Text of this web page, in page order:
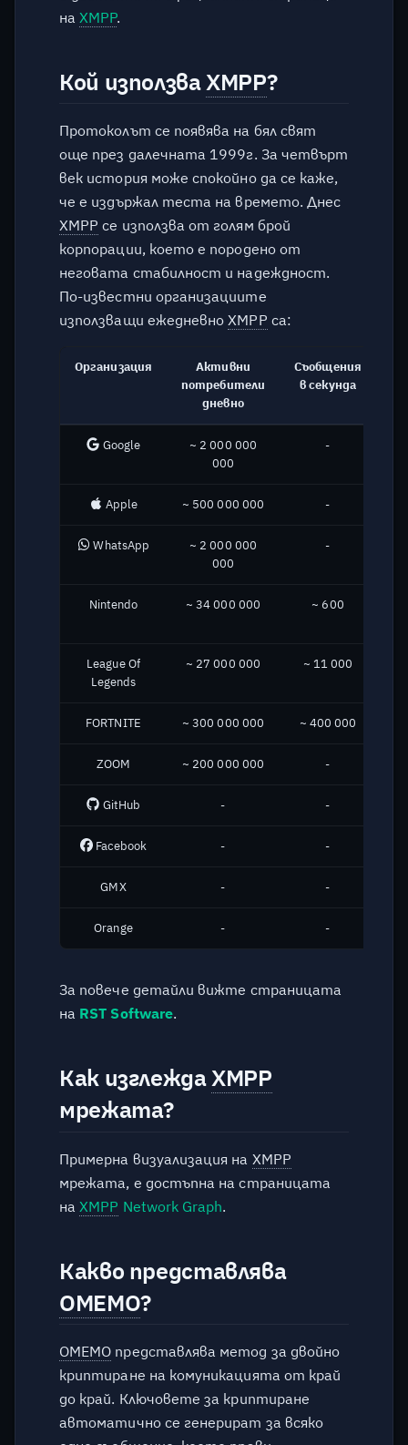
Мога ли да помогна със
заплащането на повече
Има ли привилегии за
Ще бъде ли вписано името
ми на страницата, ако
съм спонсор?
Мога ли да даря анонимно?
Защо въобще предлагате
такава услуга?
Защо е безплатна
Колко е сигурна услугата?
В крак ли сте с
В четим вид ли се
съхраняват паролите?
Защо се казва Chatrix.One?
Колко хора се занимават с
спрете проекта какво би
потребителите?
Колко ток харчи?
Предлагате ли други
безплатни услуги?
Планирате ли наличието
на безплатен Matrix
сървър с публичен достъп?
на безплатна електронна
на безплатен облак за
съхранение на файлове с
публичен достъп?
наXMPP.
Кой използваXMPP?
Протоколът се появява на бял свят
още през далечната 1999г. За четвърт
век история може спокойно да се каже,
че е издържал теста на времето. Днес
XMPP се използва от голям брой
корпорации, което е породено от
неговата стабилност и надеждност.
По-известни организациите
използващи ежедневноXMPP са:
Организация
Активни
потребители
дневно
Съобщения
в секунда
Google
~ 2 000 000
000
-
Apple ~ 500 000 000 -
WhatsApp
~ 2 000 000
000
-
Nintendo ~ 34 000 000 ~ 600
League Of
Legends
~ 27 000 000 ~ 11 000
FORTNITE ~ 300 000 000 ~ 400 000
ZOOM ~ 200 000 000 -
GitHub - -
Facebook - -
GMX - -
Orange - -
За повече детайли вижте страницата
на RST Software.
Как изглеждаXMPP
мрежата?
Примерна визуализация на XMPP
мрежата, е достъпна на страницата
наXMPP Network Graph.
Какво представлява
OMEMO?
OMEMO представлява метод за двойно
криптиране на комуникацията от край
до край. Ключовете за криптиране
автоматично се генерират за всяко